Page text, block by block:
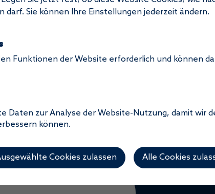
darf. Sie können Ihre Einstellungen jederzeit ändern.
Funktionen der Website erforderlich und können
Daten zur Analyse der Website-Nutzung, damit wir
können.
Cookies zulassen Alle Cookies
Ausspielungstools und einfache
und Kunden – und auf dem Weg